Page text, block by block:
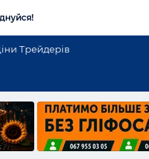
Трейдерів